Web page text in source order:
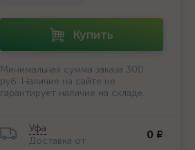
Купить
Минимальная сумма заказа 300
руб. Наличие на сайте не
гарантирует наличие на складе.
Уфа
Доставка от
0 ₽